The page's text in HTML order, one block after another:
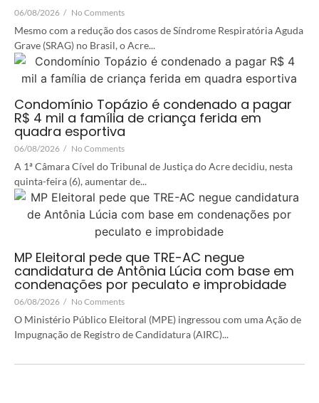
06/08/2026 / No Comments
Mesmo com a redução dos casos de Síndrome Respiratória Aguda
Grave (SRAG) no Brasil, o Acre...
Condomínio Topázio é condenado a pagar
R$ 4 mil a família de criança ferida em
quadra esportiva
06/08/2026 / No Comments
A 1ª Câmara Cível do Tribunal de Justiça do Acre decidiu, nesta
quinta-feira (6), aumentar de...
MP Eleitoral pede que TRE-AC negue
candidatura de Antônia Lúcia com base em
condenações por peculato e improbidade
06/08/2026 / No Comments
O Ministério Público Eleitoral (MPE) ingressou com uma Ação de
Impugnação de Registro de Candidatura (AIRC)...